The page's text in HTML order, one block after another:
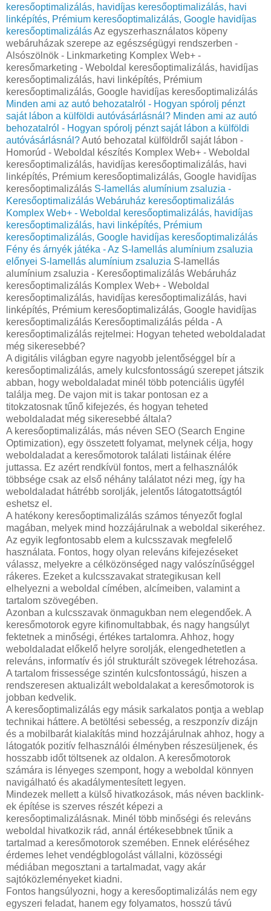
keresőoptimalizálás, havidíjas keresőoptimalizálás, havi
linképítés, Prémium keresőoptimalizálás, Google havidíjas
keresőoptimalizálásAz egyszerhasználatos köpeny
webáruházak szerepe az egészségügyi rendszerben -
Alsószölnök - Linkmarketing Komplex Web+ -
keresőmarketing - Weboldal keresőoptimalizálás, havidíjas
keresőoptimalizálás, havi linképítés, Prémium
keresőoptimalizálás, Google havidíjas keresőoptimalizálás
Minden ami az autó behozatalról - Hogyan spórolj pénzt
saját lábon a külföldi autóvásárlásnál? Minden ami az autó
behozatalról - Hogyan spórolj pénzt saját lábon a külföldi
autóvásárlásnál?Autó behozatal külföldről saját lábon -
Homorúd - Weboldal készítés Komplex Web+ - Weboldal
keresőoptimalizálás, havidíjas keresőoptimalizálás, havi
linképítés, Prémium keresőoptimalizálás, Google havidíjas
keresőoptimalizálás S-lamellás alumínium zsaluzia -
Keresőoptimalizálás Webáruház keresőoptimalizálás
Komplex Web+ - Weboldal keresőoptimalizálás, havidíjas
keresőoptimalizálás, havi linképítés, Prémium
keresőoptimalizálás, Google havidíjas keresőoptimalizálás
Fény és árnyék játéka - Az S-lamellás alumínium zsaluzia
előnyei S-lamellás alumínium zsaluzia S-lamellás
alumínium zsaluzia - Keresőoptimalizálás Webáruház
keresőoptimalizálás Komplex Web+ - Weboldal
keresőoptimalizálás, havidíjas keresőoptimalizálás, havi
linképítés, Prémium keresőoptimalizálás, Google havidíjas
keresőoptimalizálás Keresőoptimalizálás példa - A
keresőoptimalizálás rejtelmei: Hogyan teheted weboldaladat
még sikeresebbé?
A digitális világban egyre nagyobb jelentőséggel bír a
keresőoptimalizálás, amely kulcsfontosságú szerepet játszik
abban, hogy weboldaladat minél több potenciális ügyfél
találja meg. De vajon mit is takar pontosan ez a
titokzatosnak tűnő kifejezés, és hogyan teheted
weboldaladat még sikeresebbé általa?
A keresőoptimalizálás, más néven SEO (Search Engine
Optimization), egy összetett folyamat, melynek célja, hogy
weboldaladat a keresőmotorok találati listáinak élére
juttassa. Ez azért rendkívül fontos, mert a felhasználók
többsége csak az első néhány találatot nézi meg, így ha
weboldaladat hátrébb sorolják, jelentős látogatottságtól
eshetsz el.
A hatékony keresőoptimalizálás számos tényezőt foglal
magában, melyek mind hozzájárulnak a weboldal sikeréhez.
Az egyik legfontosabb elem a kulcsszavak megfelelő
használata. Fontos, hogy olyan releváns kifejezéseket
válassz, melyekre a célközönséged nagy valószínűséggel
rákeres. Ezeket a kulcsszavakat strategikusan kell
elhelyezni a weboldal címében, alcímeiben, valamint a
tartalom szövegében.
Azonban a kulcsszavak önmagukban nem elegendőek. A
keresőmotorok egyre kifinomultabbak, és nagy hangsúlyt
fektetnek a minőségi, értékes tartalomra. Ahhoz, hogy
weboldaladat előkelő helyre sorolják, elengedhetetlen a
releváns, informatív és jól strukturált szövegek létrehozása.
A tartalom frissessége szintén kulcsfontosságú, hiszen a
rendszeresen aktualizált weboldalakat a keresőmotorok is
jobban kedvelik.
A keresőoptimalizálás egy másik sarkalatos pontja a weblap
technikai háttere. A betöltési sebesség, a reszponzív dizájn
és a mobilbarát kialakítás mind hozzájárulnak ahhoz, hogy a
látogatók pozitív felhasználói élményben részesüljenek, és
hosszabb időt töltsenek az oldalon. A keresőmotorok
számára is lényeges szempont, hogy a weboldal könnyen
navigálható és akadálymentesített legyen.
Mindezek mellett a külső hivatkozások, más néven backlink-
ek építése is szerves részét képezi a
keresőoptimalizálásnak. Minél több minőségi és releváns
weboldal hivatkozik rád, annál értékesebbnek tűnik a
tartalmad a keresőmotorok szemében. Ennek eléréséhez
érdemes lehet vendégblogolást vállalni, közösségi
médiában megosztani a tartalmadat, vagy akár
sajtóközleményeket kiadni.
Fontos hangsúlyozni, hogy a keresőoptimalizálás nem egy
egyszeri feladat, hanem egy folyamatos, hosszú távú